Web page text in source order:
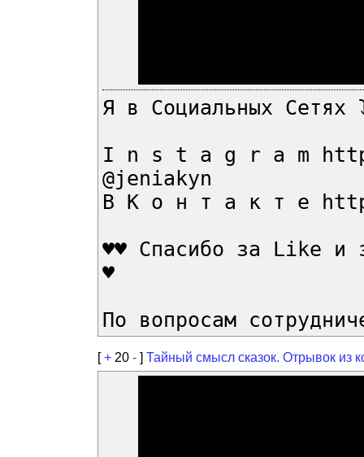
Я в Социальных Сетях
I n s t a g r a m
@jeniakyn
В К о н т а к т е
♥♥ Спасибо за Like и
♥
По вопросам
[+ 20 - ] Тайный смысл сказок. Отрывок из